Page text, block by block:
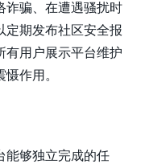
诈骗、在遭遇骚扰时
定期发布社区安全报
有用户展示平台维护
作用。
能够独立完成的任